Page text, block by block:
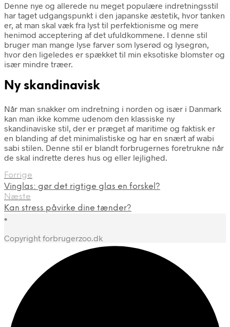
Denne nye og allerede nu meget populære indretningsstil
har taget udgangspunkt i den japanske æstetik, hvor tanken
er, at man skal væk fra lyst til perfektionisme og mere
henimod acceptering af det ufuldkommene. I denne stil
bruger man mange lyse farver som lyserød og lysegrøn,
hvor den ligeledes er spækket til min eksotiske blomster og
især mindre træer.
Ny skandinavisk
Når man snakker om indretning i norden og især i Danmark
kan man ikke komme udenom den klassiske ny
skandinaviske stil, der er præget af maritime og faktisk er
en blanding af det minimalistiske og har en snært af wabi
sabi stilen. Denne stil er blandt forbrugernes foretrukne når
de skal indrette deres hus og eller lejlighed.
Forrige
Vinglas: gør det rigtige glas en forskel?
Næste
Kan stress påvirke dine tænder?
•
Copyright forbrugerzoo.dk